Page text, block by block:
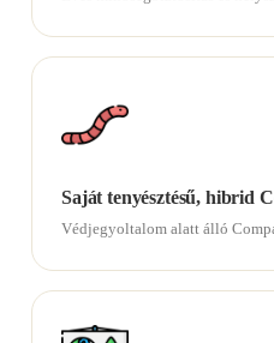
Saját tenyésztésű, hibrid
Védjegyoltalom alatt álló